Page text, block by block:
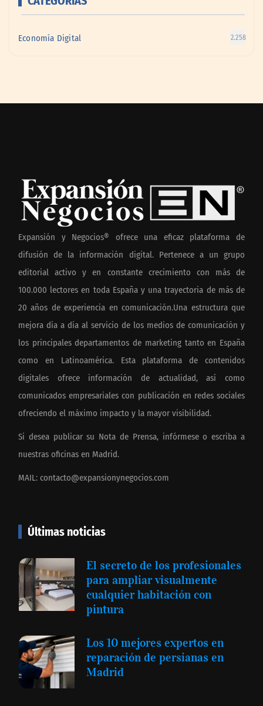
Economía Digital 2.258
Expansión y Negocios® ofrece una eficaz plataforma de
difusión de la información digital. Pertenece a un grupo
editorial activo y en constante crecimiento con más de
100.000 lectores en toda España y una trayectoria de más de
20 años de experiencia en comunicación.Una estructura que
mejora día a día al servicio de los medios de comunicación y
los principales departamentos de marketing tanto en España
como en Latinoamérica. Esta plataforma de contenidos
digitales ofrece información de actualidad, así como
comunicados empresariales con publicación en redes sociales
ofreciendo el máximo impacto y la mayor visibilidad.
Si desea publicar su Nota de Prensa, infórmese o escriba a
nuestras oficinas en Madrid.
MAIL: contacto@expansionynegocios.com
Últimas noticias
El secreto de los profesionales
para ampliar visualmente
cualquier habitación con
pintura
Los 10 mejores expertos en
reparación de persianas en
Madrid